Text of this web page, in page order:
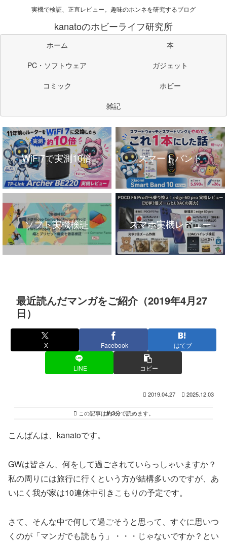
実機で検証、正直レビュー。趣味のホンネを研究するブログ
kanatoのホビーライフ研究所
ホーム
本
PC・ソフトウェア
ガジェット
コミック
ホビー
雑記
WiFi7で実測10倍 スマートバンド
ソフト実機検証 スマホ実機レビュー
最近読んだマンガをご紹介（2019年4月27
日）
X Facebook はてブ
LINE コピー
2019.04.27 2025.12.03
この記事は約3分で読めます。
こんばんは、kanatoです。
GWは皆さん、何をして過ごされていらっしゃいますか？
私の周りには旅行に行くという方が結構多いのですが、あ
いにく我が家は10連休中引きこもりの予定です。
さて、そんな中で何して過ごそうと思って、すぐに思いつ
くのが「マンガでも読もう」・・・じゃないですか？とい